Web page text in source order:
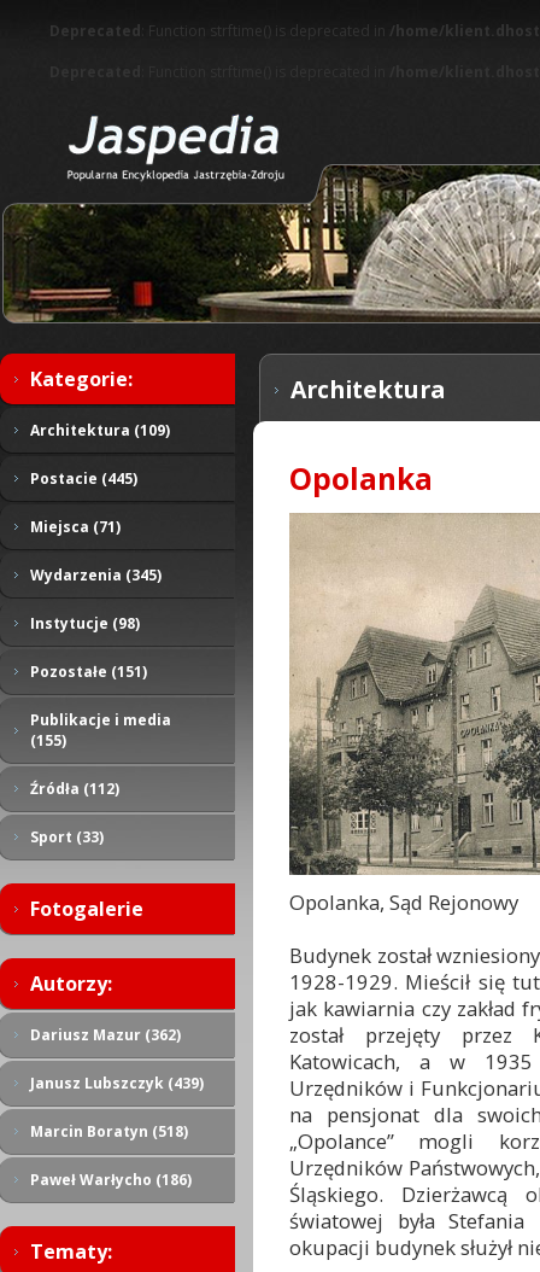
Deprecated : Function strftime() is deprecated in /home/
Kategorie:
Architektura (109)
Postacie (445)
Miejsca (71)
Wydarzenia (345)
Instytucje (98)
Pozostałe (151)
Publikacje i media
(155)
Źródła (112)
Sport (33)
Fotogalerie
Autorzy:
Dariusz Mazur (362)
Janusz Lubszczyk (439)
Marcin Boratyn (518)
Paweł Warłycho (186)
Tematy:
Architektura
Opolanka
Opolanka, Sąd Rejonowy
Budynek został
1928-1929. Mieścił się
jak kawiarnia czy zakład
został przejęty przez
Katowicach, a w
Urzędników i
na pensjonat dla
„Opolance” mogli
Urzędników
Śląskiego.
światowej była
okupacji budynek służył